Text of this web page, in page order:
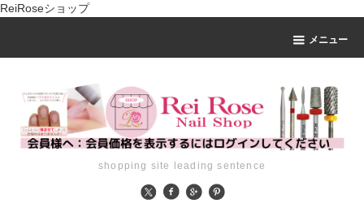
ReiRoseショップ
メニュー
shopping site leading sentence